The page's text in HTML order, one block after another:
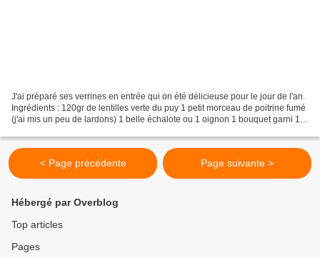
J'ai préparé ses verrines en entrée qui on été délicieuse pour le jour de l'an.
Ingrédients : 120gr de lentilles verte du puy 1 petit morceau de poitrine fumé
(j'ai mis un peu de lardons) 1 belle échalote ou 1 oignon 1 bouquet garni 1
< Page précédente Page suivante >
Hébergé par Overblog
Top articles
Pages